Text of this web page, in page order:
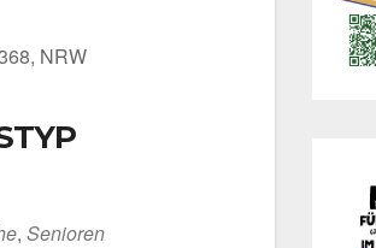
NRW
, Senio­ren